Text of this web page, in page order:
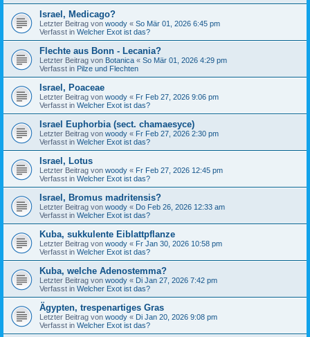
Israel, Medicago?
Letzter Beitrag von woody « So Mär 01, 2026 6:45 pm
Verfasst in Welcher Exot ist das?
Flechte aus Bonn - Lecania?
Letzter Beitrag von Botanica « So Mär 01, 2026 4:29 pm
Verfasst in Pilze und Flechten
Israel, Poaceae
Letzter Beitrag von woody « Fr Feb 27, 2026 9:06 pm
Verfasst in Welcher Exot ist das?
Israel Euphorbia (sect. chamaesyce)
Letzter Beitrag von woody « Fr Feb 27, 2026 2:30 pm
Verfasst in Welcher Exot ist das?
Israel, Lotus
Letzter Beitrag von woody « Fr Feb 27, 2026 12:45 pm
Verfasst in Welcher Exot ist das?
Israel, Bromus madritensis?
Letzter Beitrag von woody « Do Feb 26, 2026 12:33 am
Verfasst in Welcher Exot ist das?
Kuba, sukkulente Eiblattpflanze
Letzter Beitrag von woody « Fr Jan 30, 2026 10:58 pm
Verfasst in Welcher Exot ist das?
Kuba, welche Adenostemma?
Letzter Beitrag von woody « Di Jan 27, 2026 7:42 pm
Verfasst in Welcher Exot ist das?
Ägypten, trespenartiges Gras
Letzter Beitrag von woody « Di Jan 20, 2026 9:08 pm
Verfasst in Welcher Exot ist das?